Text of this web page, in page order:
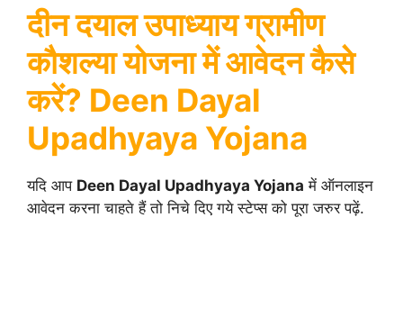
दीन दयाल उपाध्याय ग्रामीण
कौशल्या योजना में आवेदन कैसे
करें? Deen Dayal
Upadhyaya Yojana
यदि आप Deen Dayal Upadhyaya Yojana में ऑनलाइन
आवेदन करना चाहते हैं तो निचे दिए गये स्टेप्स को पूरा जरुर पढ़ें.